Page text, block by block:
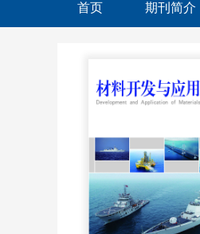
首页 期刊简介